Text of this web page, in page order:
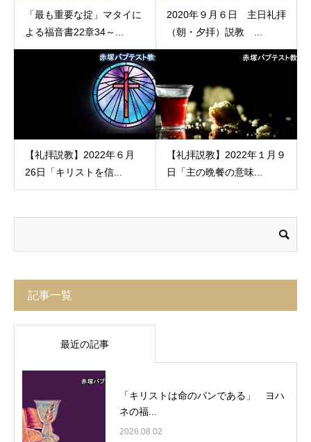
「最も重要な掟」マタイに
よる福音書22章34～...
2020年９月６日 主日礼拝
（朝・夕拝）説教 ...
【礼拝説教】2022年６月
26日「キリストを信...
【礼拝説教】2022年１月９
日「主の晩餐の意味...
記事一覧
最近の記事
「キリストは命のパンである」 ヨハ
ネの福...
2026.08.02